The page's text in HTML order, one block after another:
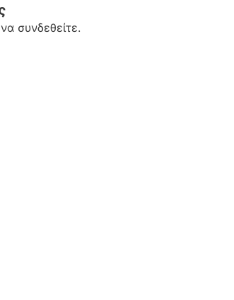
συνδεθείτε.